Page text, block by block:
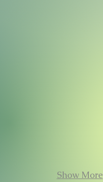
Show More